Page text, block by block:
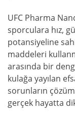
UFC Pharma
sporculara hız,
potansiyeline
maddeleri
arasında bir
kulağa yayılan
sorunların
gerçek hayatta